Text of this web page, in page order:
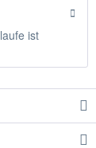
ist